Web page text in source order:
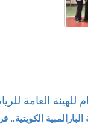
للهيئة العامة
الكويتية..